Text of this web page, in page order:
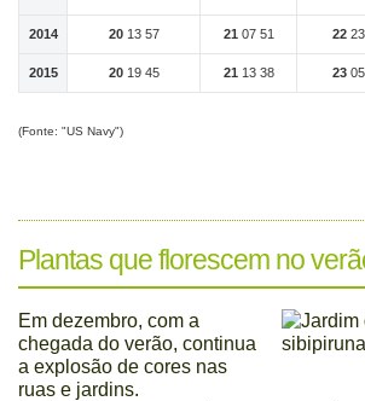
2014 2013 57 21 07 51 22
2015 2019 45 21 13 38 23
(Fonte: "US Navy")
Plantas que florescem no
Em dezembro, com a
chegada do verão, continua
a explosão de cores nas
ruas e jardins.